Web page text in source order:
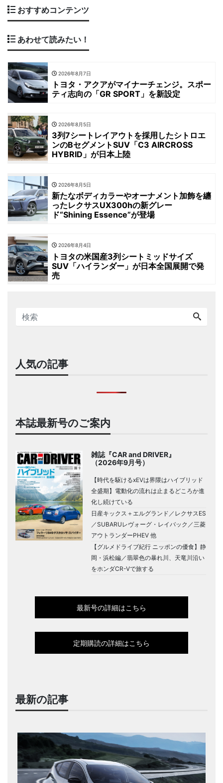
おすすめコンテンツ
あわせて読みたい！
2026年8月7日
トヨタ・アクアがマイナーチェンジ。スポー
ティ志向の「GR SPORT」を新設定
2026年8月5日
3列7シートレイアウトを採用したシトロエ
ンのBセグメントSUV「C3 AIRCROSS
HYBRID」が日本上陸
2026年8月5日
新たなボディカラーやオーナメント加飾を纏
ったレクサスUX300hの新グレー
ド“Shining Essence”が登場
2026年8月4日
トヨタの米国産3列シートミッドサイズ
SUV「ハイランダー」が日本全国展開で発
売
人気の記事
本誌最新号のご案内
雑誌『CAR and DRIVER』
（2026年9月号）
【時代を駆けるxEVは界隈はハイブリッド
全盛期】電動化の流れは止まるどころか進
化し続けている
日産キックス＋エルグランド／レクサスES
／SUBARUレヴォーグ・レイバック／三菱
アウトランダーPHEV 他
【グルメドライブ紀行 ニッポンの優食】静
岡・浜松編／翡翠色の暴れ川、天竜川沿い
をホンダCR-Vで旅する
最新号の詳細はこちら
定期購読の詳細はこちら
最新の記事